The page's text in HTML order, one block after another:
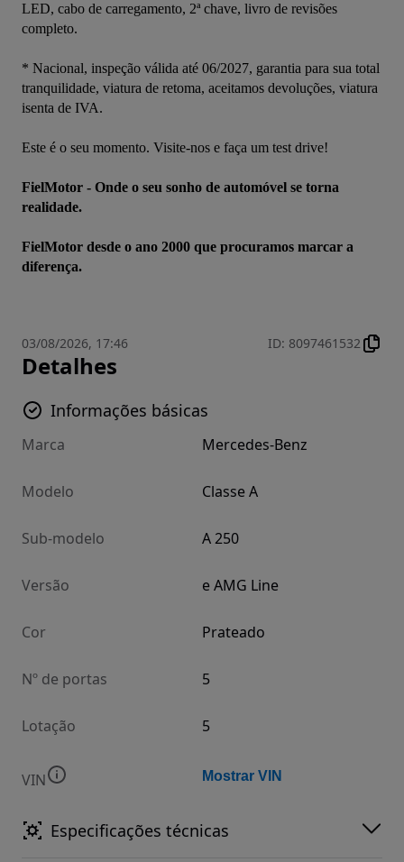
LED, cabo de carregamento, 2ª chave, livro de revisões
completo.
* Nacional, inspeção válida até 06/2027, garantia para sua total
tranquilidade, viatura de retoma, aceitamos devoluções, viatura
isenta de IVA.
Este é o seu momento. Visite-nos e faça um test drive!
FielMotor - Onde o seu sonho de automóvel se torna
realidade.
FielMotor desde o ano 2000 que procuramos marcar a
diferença.
03/08/2026, 17:46 ID: 8097461532
Detalhes
Informações básicas
Marca Mercedes-Benz
Modelo Classe A
Sub-modelo A 250
Versão e AMG Line
Cor Prateado
Nº de portas 5
Lotação 5
VIN Mostrar VIN
Especificações técnicas